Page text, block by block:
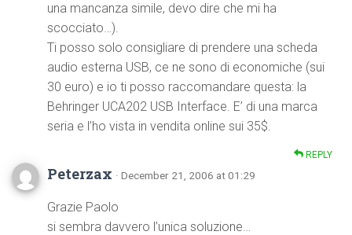
una mancanza simile, devo dire che mi ha
scocciato…).
Ti posso solo consigliare di prendere una scheda
audio esterna USB, ce ne sono di economiche (sui
30 euro) e io ti posso raccomandare questa: la
Behringer UCA202 USB Interface. E’ di una marca
seria e l’ho vista in vendita online sui 35$.
REPLY
Peterzax · December 21, 2006 at 01:29
Grazie Paolo
si sembra davvero l’unica soluzione…